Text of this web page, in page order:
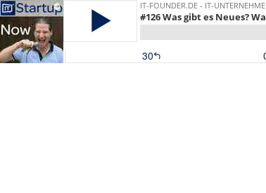
IT-FOUNDER.DE - IT-
#126 Was gibt es Neues?
30